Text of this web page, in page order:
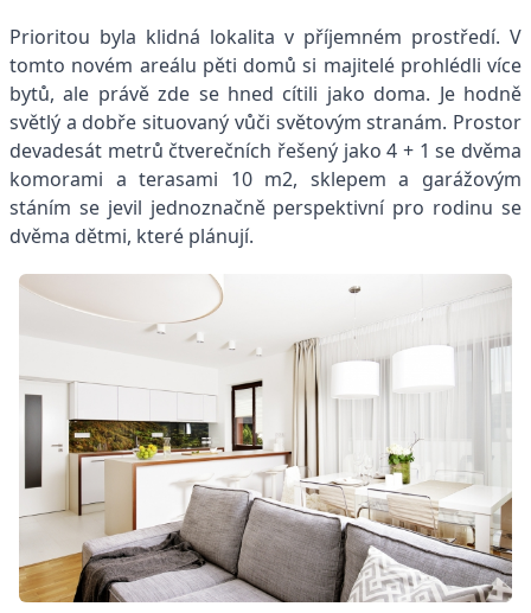
Prioritou byla klidná lokalita v příjemném prostředí. V
tomto novém areálu pěti domů si majitelé prohlédli více
bytů, ale právě zde se hned cítili jako doma. Je hodně
světlý a dobře situovaný vůči světovým stranám. Prostor
devadesát metrů čtverečních řešený jako 4 + 1 se dvěma
komorami a terasami 10 m2, sklepem a garážovým
stáním se jevil jednoznačně perspektivní pro rodinu se
dvěma dětmi, které plánují.